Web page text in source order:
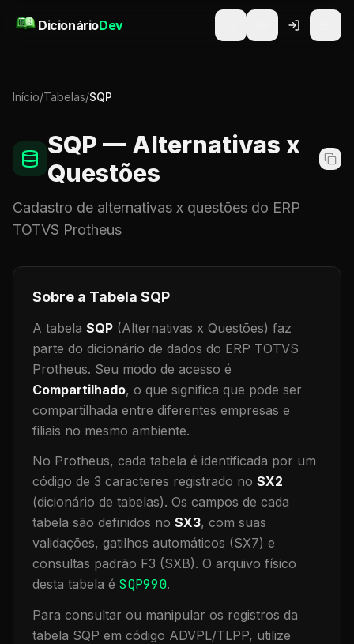
DicionárioDev
Início/Tabelas/SQP
SQP — Alternativas x
Questões
Cadastro de alternativas x questões do ERP
TOTVS Protheus
Sobre a Tabela SQP
A tabela SQP (Alternativas x Questões) faz
parte do dicionário de dados do ERP TOTVS
Protheus. Seu modo de acesso é
Compartilhado, o que significa que pode ser
compartilhada entre diferentes empresas e
filiais no mesmo ambiente.
No Protheus, cada tabela é identificada por um
código de 3 caracteres registrado no SX2
(dicionário de tabelas). Os campos de cada
tabela são definidos no SX3, com suas
validações, gatilhos automáticos (SX7) e
consultas padrão F3 (SXB). O arquivo físico
desta tabela é SQP990.
Para consultar ou manipular os registros da
tabela SQP em código ADVPL/TLPP, utilize